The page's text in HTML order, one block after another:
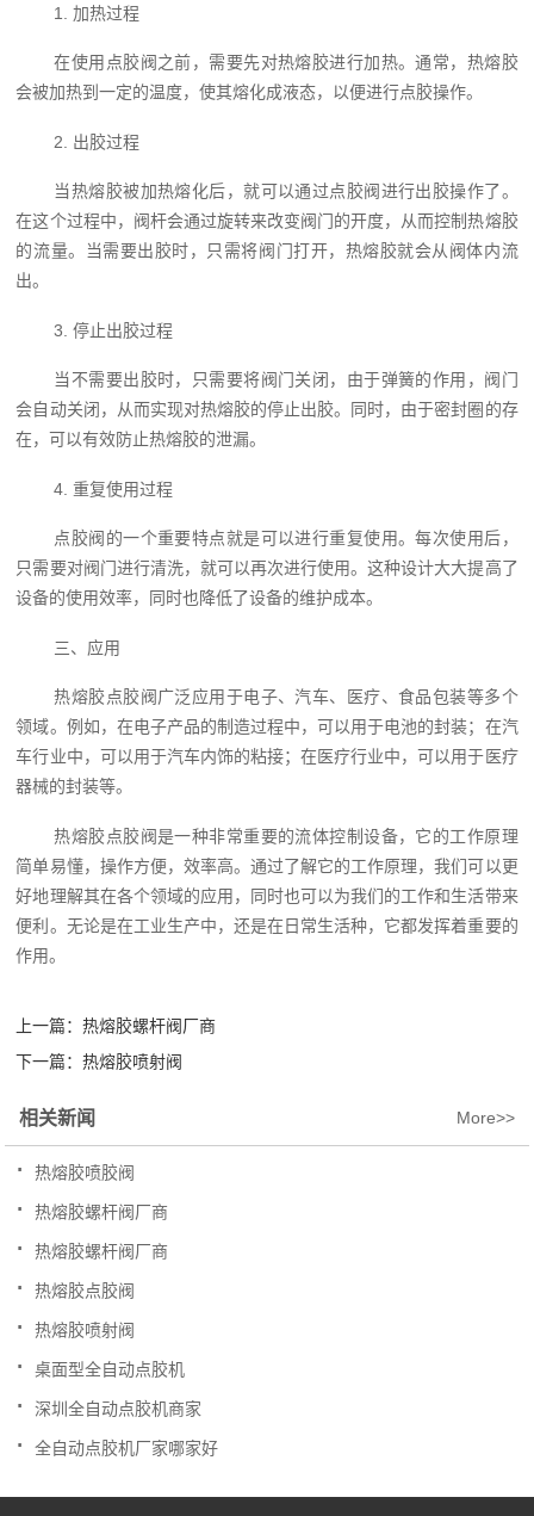
1. 加热过程
在使用点胶阀之前，需要先对热熔胶进行加热。通常，热熔胶
会被加热到一定的温度，使其熔化成液态，以便进行点胶操作。
2. 出胶过程
当热熔胶被加热熔化后，就可以通过点胶阀进行出胶操作了。
在这个过程中，阀杆会通过旋转来改变阀门的开度，从而控制热熔胶
的流量。当需要出胶时，只需将阀门打开，热熔胶就会从阀体内流
出。
3. 停止出胶过程
当不需要出胶时，只需要将阀门关闭，由于弹簧的作用，阀门
会自动关闭，从而实现对热熔胶的停止出胶。同时，由于密封圈的存
在，可以有效防止热熔胶的泄漏。
4. 重复使用过程
点胶阀的一个重要特点就是可以进行重复使用。每次使用后，
只需要对阀门进行清洗，就可以再次进行使用。这种设计大大提高了
设备的使用效率，同时也降低了设备的维护成本。
三、应用
热熔胶点胶阀广泛应用于电子、汽车、医疗、食品包装等多个
领域。例如，在电子产品的制造过程中，可以用于电池的封装；在汽
车行业中，可以用于汽车内饰的粘接；在医疗行业中，可以用于医疗
器械的封装等。
热熔胶点胶阀是一种非常重要的流体控制设备，它的工作原理
简单易懂，操作方便，效率高。通过了解它的工作原理，我们可以更
好地理解其在各个领域的应用，同时也可以为我们的工作和生活带来
便利。无论是在工业生产中，还是在日常生活种，它都发挥着重要的
作用。
上一篇：热熔胶螺杆阀厂商
下一篇：热熔胶喷射阀
相关新闻 More>>
热熔胶喷胶阀
.
热熔胶螺杆阀厂商
.
热熔胶螺杆阀厂商
.
热熔胶点胶阀
.
热熔胶喷射阀
.
桌面型全自动点胶机
.
深圳全自动点胶机商家
.
全自动点胶机厂家哪家好
.